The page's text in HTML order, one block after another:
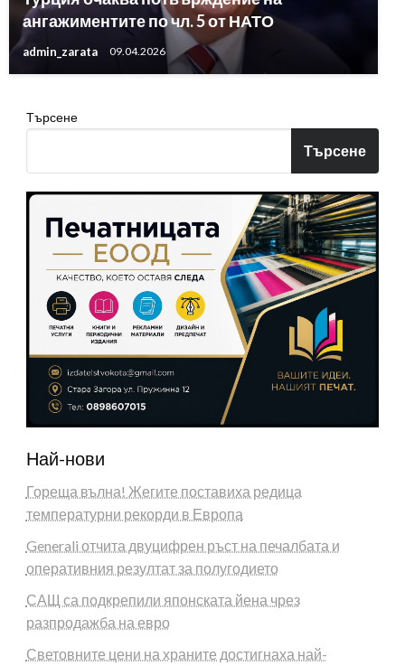
ангажиментите по чл. 5 от НАТО
admin_zarata 09.04.2026
Търсене
Търсене
Най-нови
Гореща вълна! Жегите поставиха редица
температурни рекорди в Европа
Generali отчита двуцифрен ръст на печалбата и
оперативния резултат за полугодието
САЩ са подкрепили японската йена чрез
разпродажба на евро
Световните цени на храните достигнаха най-